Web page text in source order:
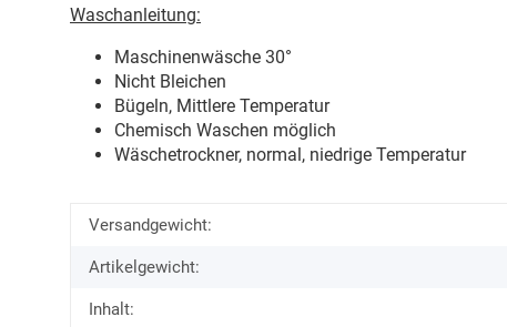
Waschanleitung:
Maschinenwäsche 30°
Nicht Bleichen
Bügeln, Mittlere Temperatur
Chemisch Waschen möglich
Wäschetrockner, normal, niedrige Temperatur
Versandgewicht:
Artikelgewicht:
Inhalt: